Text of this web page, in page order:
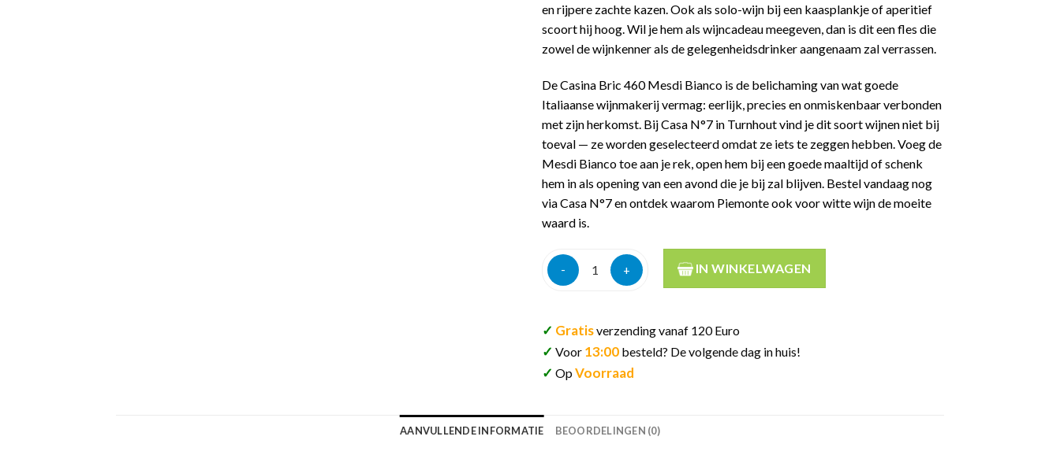
en rijpere zachte kazen. Ook als solo-wijn bij een kaasplankje of aperitief
scoort hij hoog. Wil je hem als wijncadeau meegeven, dan is dit een fles die
zowel de wijnkenner als de gelegenheidsdrinker aangenaam zal verrassen.
De Casina Bric 460 Mesdi Bianco is de belichaming van wat goede
Italiaanse wijnmakerij vermag: eerlijk, precies en onmiskenbaar verbonden
met zijn herkomst. Bij Casa N°7 in Turnhout vind je dit soort wijnen niet bij
toeval — ze worden geselecteerd omdat ze iets te zeggen hebben. Voeg de
Mesdi Bianco toe aan je rek, open hem bij een goede maaltijd of schenk
hem in als opening van een avond die je bij zal blijven. Bestel vandaag nog
via Casa N°7 en ontdek waarom Piemonte ook voor witte wijn de moeite
waard is.
Casina Bric 460 Mesdi Bianco 13,5% 75cl aantal
IN WINKELWAGEN
✓ Gratisverzending vanaf 120 Euro
✓ Voor 13:00 besteld? De volgende dag in huis!
✓ OpVoorraad
AANVULLENDE INFORMATIE BEOORDELINGEN (0)